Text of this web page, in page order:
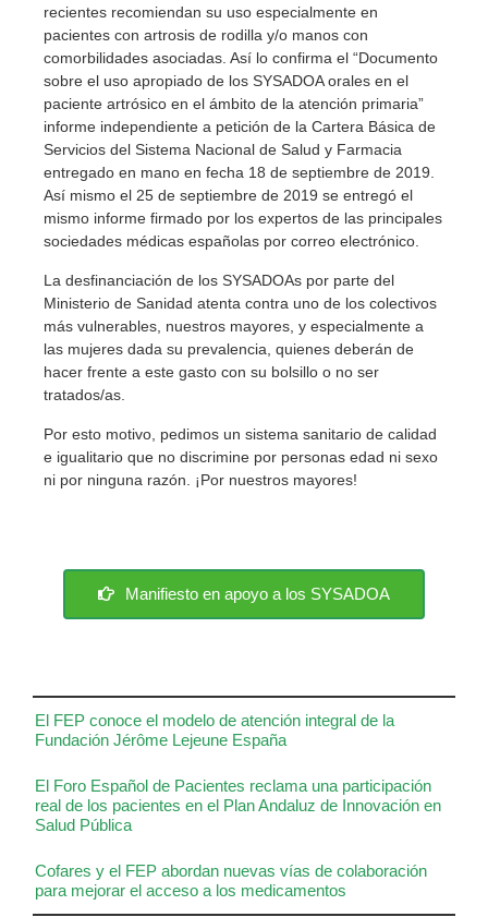
El FEP conoce el modelo de atención integral de la
Fundación Jérôme Lejeune España
El Foro Español de Pacientes reclama una participación
real de los pacientes en el Plan Andaluz de Innovación en
Salud Pública
Cofares y el FEP abordan nuevas vías de colaboración
para mejorar el acceso a los medicamentos
recientes recomiendan su uso especialmente en
pacientes con artrosis de rodilla y/o manos con
comorbilidades asociadas. Así lo confirma el “Documento
sobre el uso apropiado de los SYSADOA orales en el
paciente artrósico en el ámbito de la atención primaria”
informe independiente a petición de la Cartera Básica de
Servicios del Sistema Nacional de Salud y Farmacia
entregado en mano en fecha 18 de septiembre de 2019.
Así mismo el 25 de septiembre de 2019 se entregó el
mismo informe firmado por los expertos de las principales
sociedades médicas españolas por correo electrónico.
La desfinanciación de los SYSADOAs por parte del
Ministerio de Sanidad atenta contra uno de los colectivos
más vulnerables, nuestros mayores, y especialmente a
las mujeres dada su prevalencia, quienes deberán de
hacer frente a este gasto con su bolsillo o no ser
tratados/as.
Por esto motivo, pedimos un sistema sanitario de calidad
e igualitario que no discrimine por personas edad ni sexo
ni por ninguna razón. ¡Por nuestros mayores!
Manifiesto en apoyo a los SYSADOA